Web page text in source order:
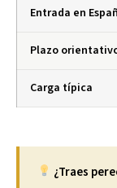
Entrada en
Plazo
Carga típica
¿Traes